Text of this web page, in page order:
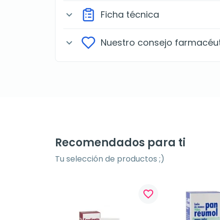
expand_more Ficha técnica
expand_more Nuestro consejo
Recomendados para ti
Tu selección de productos ;)
favorite_border